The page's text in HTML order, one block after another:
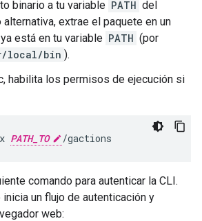
binario a tu variable PATH del
alternativa, extrae el paquete en un
está en tu variable PATH (por
local/bin ).
habilita los permisos de ejecución si
PATH_TO /gactions
comando para autenticar la CLI.
un flujo de autenticación y
web: